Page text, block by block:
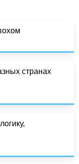
странах